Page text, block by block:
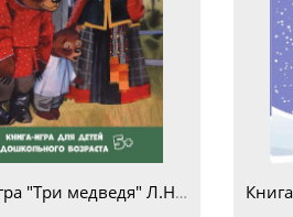
Книга - игра "Три медведя" Л.Н.Толстой для детей дошкольного возраста 5+